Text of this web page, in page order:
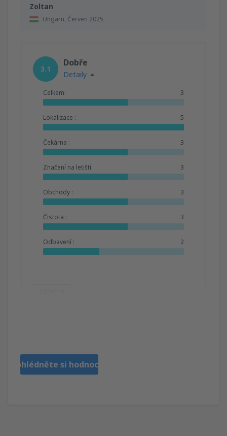
Zoltan
Ungarn, Červen 2025
3.1
Dobře
Detaily
Celkem: 3
Lokalizace : 5
Čekárna : 3
Značení na letišti: 3
Obchody : 3
Čistota : 3
Odbavení : 2
Prohlédněte si hodnocení